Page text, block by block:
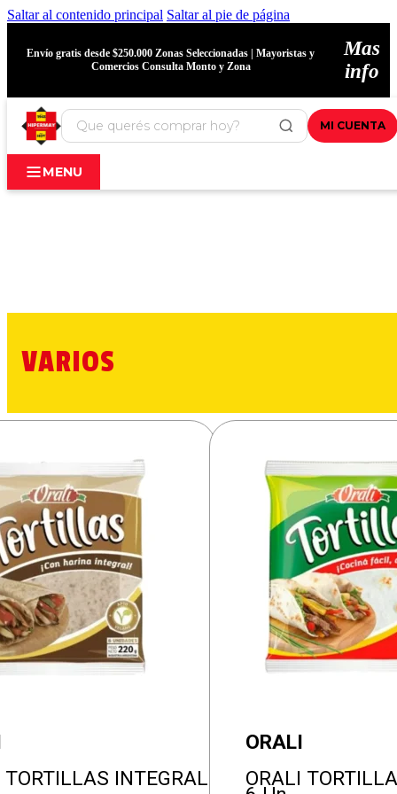
Saltar al contenido principal Saltar al pie de página
Envío gratis desde $250.000 Zonas Seleccionadas | Mayoristas y
Comercios Consulta Monto y Zona
Mas
info
MI CUENTA
MENU
VARIOS
TORTILLAS INTEGRAL
ORALI
ORALI